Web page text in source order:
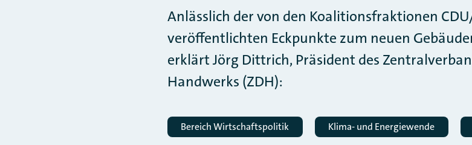
Anlässlich der von den Koalitionsfraktionen
veröffentlichten Eckpunkte zum neuen
erklärt Jörg Dittrich, Präsident des
Handwerks (ZDH):
Bereich Wirtschaftspolitik Klima- und Energiewende